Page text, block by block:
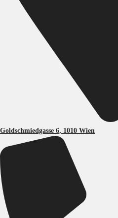
Goldschmiedgasse 6, 1010 Wien